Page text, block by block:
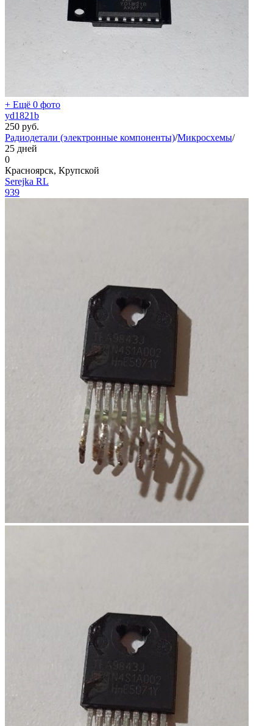
+ Ещё 0 фото
yd1821b
250 руб.
Радиодетали (электронные компоненты)/Микросхемы/
25 дней
0
Красноярск, Крупской
Serejka RL
939